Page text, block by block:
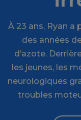
À 23 ans, Ryan a
des années
d’azote.
les jeunes, les
neurologiques
troubles